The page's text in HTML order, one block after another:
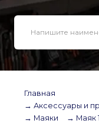
Главная
→ Аксессуары и
→ Маяки
→ Маяк